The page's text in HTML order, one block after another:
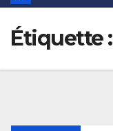
Étiquette :